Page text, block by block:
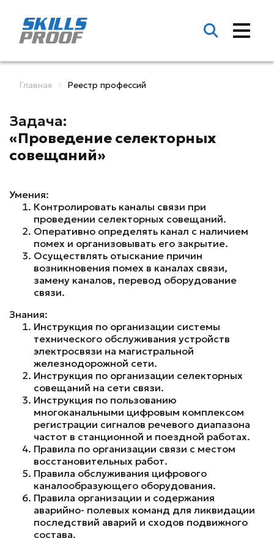
Главная Реестр профессий
Задача:
«Проведение селекторных
совещаний»
Умения:
Контролировать каналы связи при
проведении селекторных совещаний.
Оперативно определять канал с наличием
помех и организовывать его закрытие.
Осуществлять отыскание причин
возникновения помех в каналах связи,
замену каналов, перевод оборудование
связи.
Знания:
Инструкция по организации системы
технического обслуживания устройств
электросвязи на магистральной
железнодорожной сети.
Инструкция по организации селекторных
совещаний на сети связи.
Инструкция по пользованию
многоканальными цифровым комплексом
регистрации сигналов речевого диапазона
частот в станционной и поездной работах.
Правила по организации связи с местом
восстановительных работ.
Правила обслуживания цифрового
каналообразующего оборудования.
Правила организации и содержания
аварийно- полевых команд для ликвидации
последствий аварий и сходов подвижного
состава.